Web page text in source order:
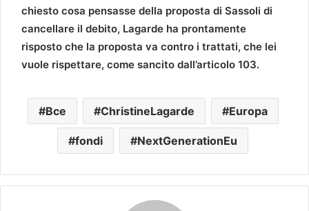
chiesto cosa pensasse della proposta di Sassoli di
cancellare il debito, Lagarde ha prontamente
risposto che la proposta va contro i trattati, che lei
vuole rispettare, come sancito dall’articolo 103.
Bce ChristineLagarde Europa
fondi NextGenerationEu